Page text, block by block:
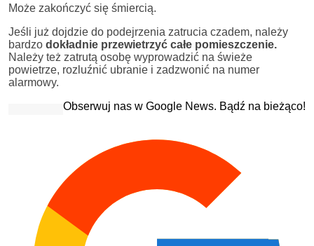
Może zakończyć się śmiercią.
Jeśli już dojdzie do podejrzenia zatrucia czadem, należy
bardzo dokładnie przewietrzyć całe pomieszczenie.
Należy też zatrutą osobę wyprowadzić na świeże
powietrze, rozluźnić ubranie i zadzwonić na numer
alarmowy.
Obserwuj nas w Google News. Bądź na bieżąco!